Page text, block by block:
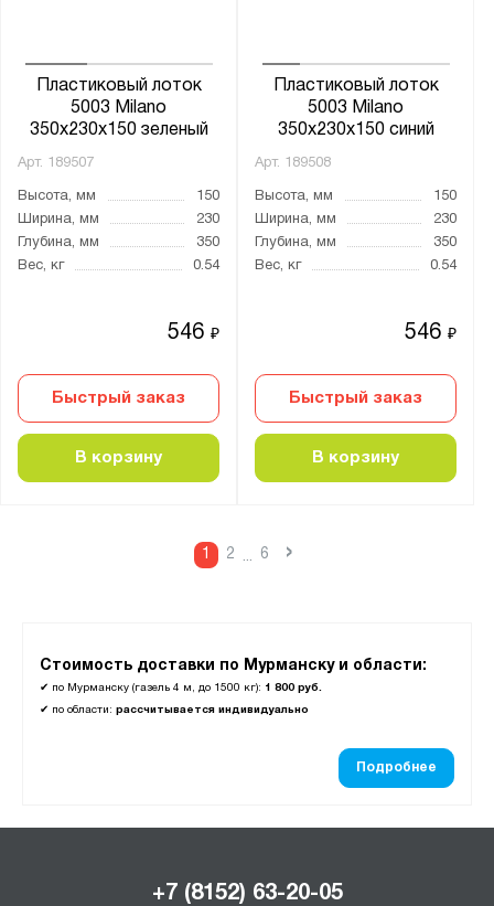
Стоимость доставки по Мурманску и области:
✔ по Мурманску (газель 4 м, до 1500 кг): 1 800 руб.
✔ по области: рассчитывается индивидуально
Подробнее
Пластиковый лоток
5003 Milano
350х230х150 зеленый
Арт. 189507
Высота, мм
150
Ширина, мм
230
Глубина, мм
350
Вес, кг
0.54
546₽
Быстрый заказ
В корзину
Пластиковый лоток
5003 Milano
350х230х150 синий
Арт. 189508
Высота, мм
150
Ширина, мм
230
Глубина, мм
350
Вес, кг
0.54
546₽
Быстрый заказ
В корзину
1 2 ... 6 ›
+7 (8152) 63-20-05